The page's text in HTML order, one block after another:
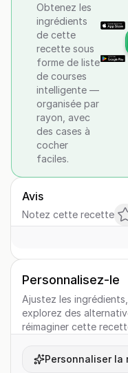
Obtenez les
ingrédients
de cette
recette sous
forme de liste
de courses
intelligente —
organisée par
rayon, avec
des cases à
cocher
faciles.
Avis
Notez cette recette
Personnalisez-le
Ajustez les
explorez des
réimaginer cette
Personnaliser la